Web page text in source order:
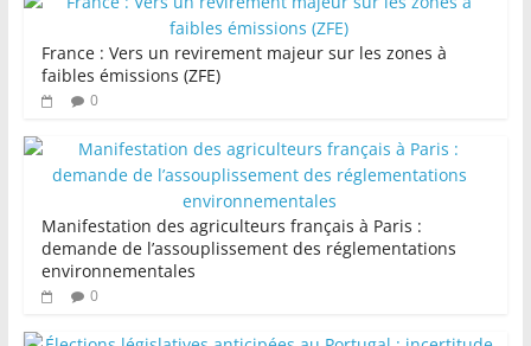
France : Vers un revirement majeur sur les zones à
faibles émissions (ZFE)
0
Manifestation des agriculteurs français à Paris :
demande de l’assouplissement des réglementations
environnementales
0